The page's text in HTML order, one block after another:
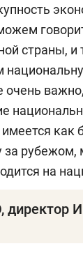
страны,
очень
как
рубежом,
на